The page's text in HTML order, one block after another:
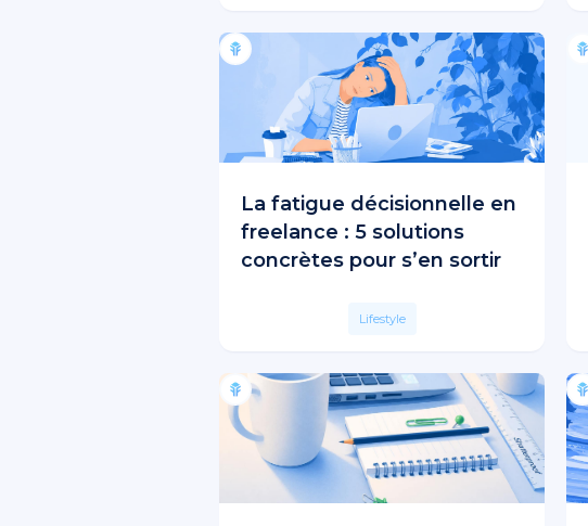
La fatigue décisionnelle en
freelance : 5 solutions
concrètes pour s’en sortir
Lifestyle